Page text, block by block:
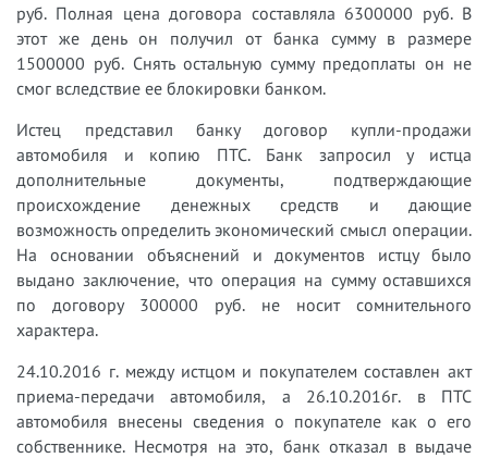
руб. Полная цена договора составляла 6300000 руб. В
этот же день он получил от банка сумму в размере
1500000 руб. Снять остальную сумму предоплаты он не
смог вследствие ее блокировки банком.
Истец представил банку договор купли-продажи
автомобиля и копию ПТС. Банк запросил у истца
дополнительные документы, подтверждающие
происхождение денежных средств и дающие
возможность определить экономический смысл операции.
На основании объяснений и документов истцу было
выдано заключение, что операция на сумму оставшихся
по договору 300000 руб. не носит сомнительного
характера.
24.10.2016 г. между истцом и покупателем составлен акт
приема-передачи автомобиля, а 26.10.2016г. в ПТС
автомобиля внесены сведения о покупателе как о его
собственнике. Несмотря на это, банк отказал в выдаче